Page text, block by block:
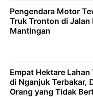
Pengendara Motor
Truk Tronton di Jalan
Mantingan
Empat Hektare
di Nganjuk Terbakar,
Orang yang Tidak